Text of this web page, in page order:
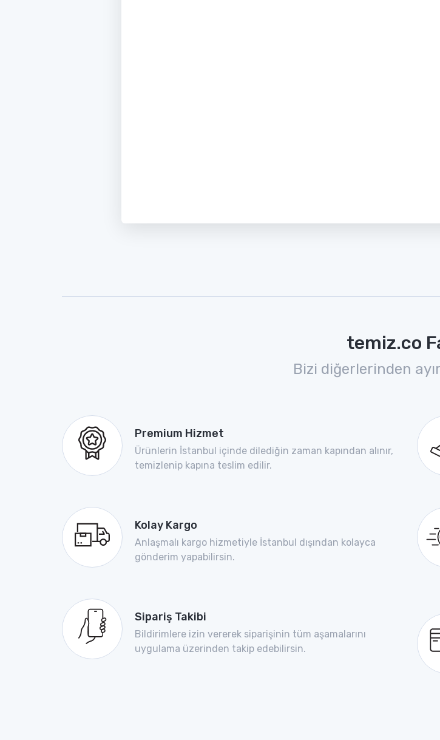
temiz.co
Bizi diğerlerinden
Premium Hizmet
Ürünlerin İstanbul içinde dilediğin zaman kapından alınır,
temizlenip kapına teslim edilir.
Kolay Kargo
Anlaşmalı kargo hizmetiyle İstanbul dışından kolayca
gönderim yapabilirsin.
Sipariş Takibi
Bildirimlere izin vererek siparişinin tüm aşamalarını
uygulama üzerinden takip edebilirsin.